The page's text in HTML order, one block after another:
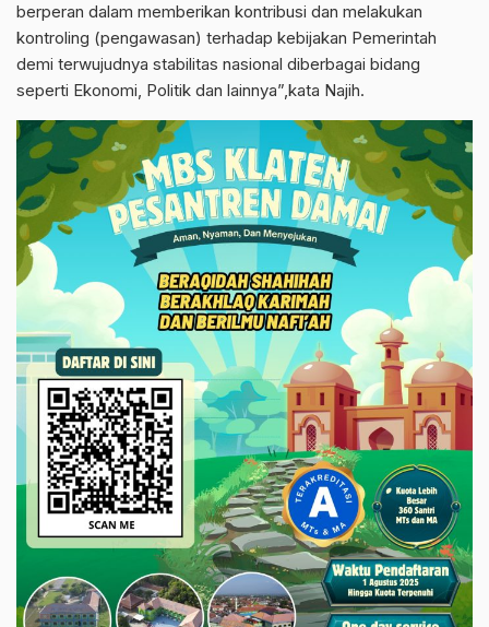
berperan dalam memberikan kontribusi dan melakukan
kontroling (pengawasan) terhadap kebijakan Pemerintah
demi terwujudnya stabilitas nasional diberbagai bidang
seperti Ekonomi, Politik dan lainnya”,kata Najih.